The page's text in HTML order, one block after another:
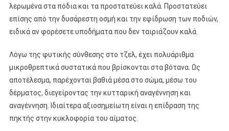
λερωμένα στα πόδια και τα προστατεύει καλά. Προστατεύει
επίσης από την δυσάρεστη οσμή και την εφίδρωση των ποδιών,
ειδικά αν φορέσετε υποδήματα που δεν ταιριάζουν καλά.
Λόγω της φυτικής σύνθεσης στο τζελ, έχει πολυάριθμα
μικροθρεπτικά συστατικά που βρίσκονται στα βότανα. Ως
αποτέλεσμα, παρέχονται βαθιά μέσα στο σώμα, μέσω του
δέρματος, διεγείροντας την κυτταρική αναγέννηση και
αναγέννηση. Ιδιαίτερα αξιοσημείωτη είναι η επίδραση της
πηκτής στην κυκλοφορία του αίματος.